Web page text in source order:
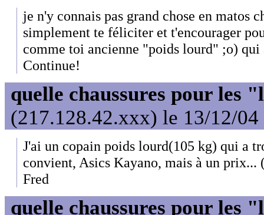
je n'y connais pas grand chose en matos
simplement te féliciter et t'encourager
comme toi ancienne "poids lourd" ;o) qui
Continue!
quelle chaussures pour les
(217.128.42.xxx) le 13/12/04
J'ai un copain poids lourd(105 kg) qui a
convient, Asics Kayano, mais à un prix...
Fred
quelle chaussures pour les